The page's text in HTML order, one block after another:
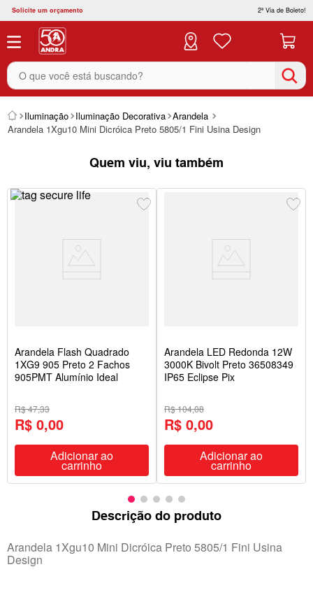
Solicite um orçamento 2ª Via de Boleto!
O que você está buscando?
Iluminação Iluminação Decorativa Arandela
Arandela 1Xgu10 Mini Dicróica Preto 5805/1 Fini Usina Design
Quem viu, viu também
Arandela Flash Quadrado
1XG9 905 Preto 2 Fachos
905PMT Alumínio Ideal
R$ 47,33
R$ 0,00
Adicionar ao
carrinho
Arandela LED Redonda 12W
3000K Bivolt Preto 36508349
IP65 Eclipse Pix
R$ 104,08
R$ 0,00
Adicionar ao
carrinho
Descrição do produto
Arandela 1Xgu10 Mini Dicróica Preto 5805/1 Fini Usina
Design